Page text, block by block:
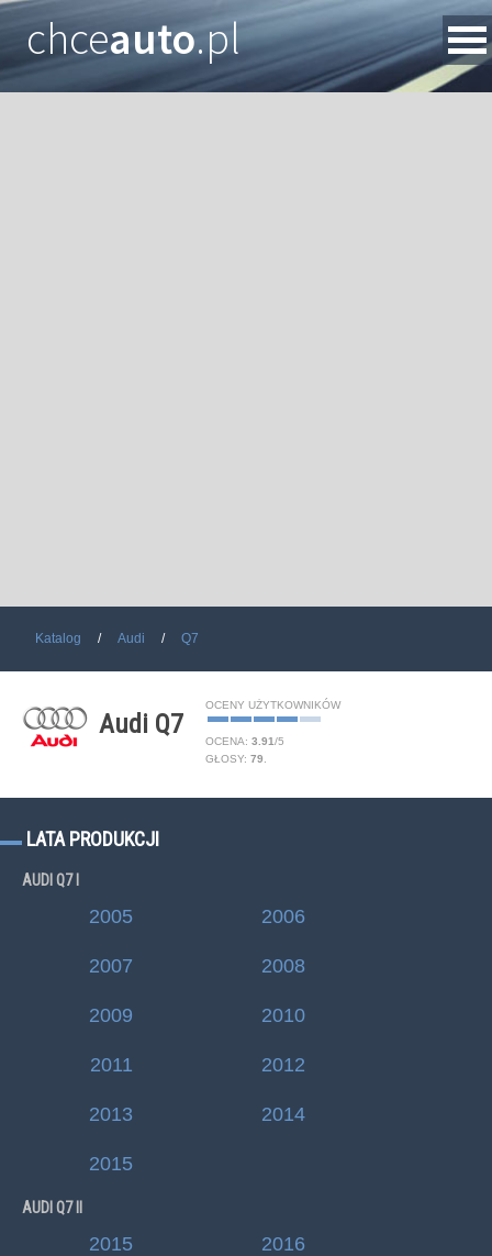
chceauto.pl
Katalog Audi Q7
Audi Q7
OCENY UŻYTKOWNIKÓW
OCENA: 3.91/5
GŁOSY: 79
LATA PRODUKCJI
AUDI Q7 I
2005 2006
2007 2008
2009 2010
2011 2012
2013 2014
2015
AUDI Q7 II
2015 2016